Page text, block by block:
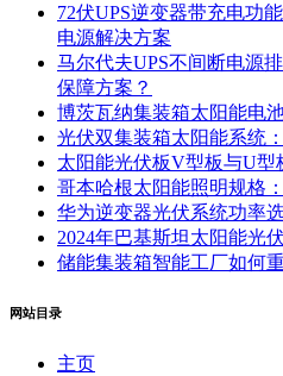
72伏UPS逆变器带充电功
电源解决方案
马尔代夫UPS不间断电源
保障方案？
博茨瓦纳集装箱太阳能电
光伏双集装箱太阳能系统
太阳能光伏板V型板与U型
哥本哈根太阳能照明规格
华为逆变器光伏系统功率
2024年巴基斯坦太阳能光
储能集装箱智能工厂如何
网站目录
主页